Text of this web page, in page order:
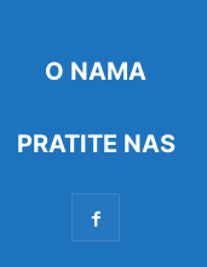
O NAMA
PRATITE NAS